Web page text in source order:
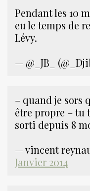
Pendant les 10
eu le temps de
Lévy.
— @_JB_
– quand je sors
être propre – tu
sorti depuis 8
— vincent
Janvier 2014